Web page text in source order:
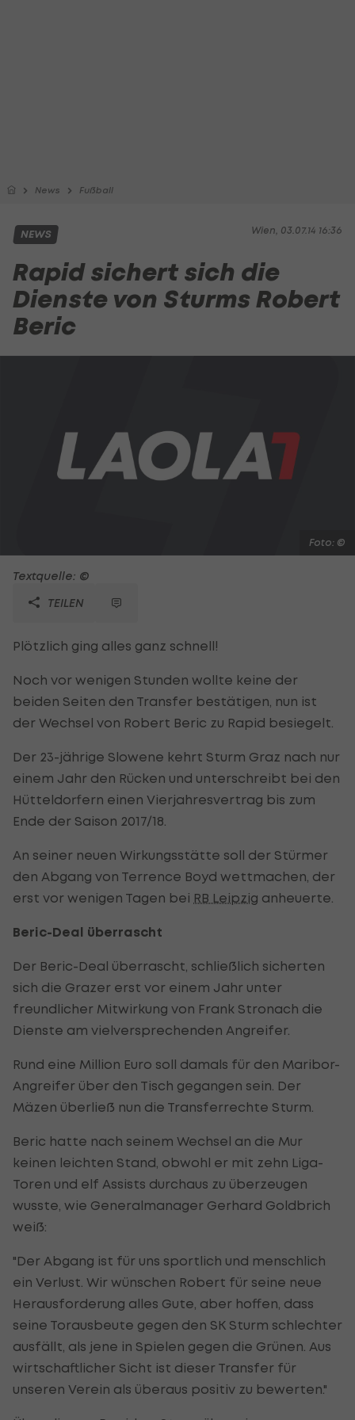
News Fußball
Wien, 03.07.14 16:36
NEWS
Rapid sichert sich die
Dienste von Sturms Robert
Beric
Foto: ©
Textquelle: ©
TEILEN
Plötzlich ging alles ganz schnell!
Noch vor wenigen Stunden wollte keine der
beiden Seiten den Transfer bestätigen, nun ist
der Wechsel von Robert Beric zu Rapid besiegelt.
Der 23-jährige Slowene kehrt Sturm Graz nach nur
einem Jahr den Rücken und unterschreibt bei den
Hütteldorfern einen Vierjahresvertrag bis zum
Ende der Saison 2017/18.
An seiner neuen Wirkungsstätte soll der Stürmer
den Abgang von Terrence Boyd wettmachen, der
erst vor wenigen Tagen bei RB Leipzig anheuerte.
Beric-Deal überrascht
Der Beric-Deal überrascht, schließlich sicherten
sich die Grazer erst vor einem Jahr unter
freundlicher Mitwirkung von Frank Stronach die
Dienste am vielversprechenden Angreifer.
Rund eine Million Euro soll damals für den Maribor-
Angreifer über den Tisch gegangen sein. Der
Mäzen überließ nun die Transferrechte Sturm.
Beric hatte nach seinem Wechsel an die Mur
keinen leichten Stand, obwohl er mit zehn Liga-
Toren und elf Assists durchaus zu überzeugen
wusste, wie Generalmanager Gerhard Goldbrich
weiß:
"Der Abgang ist für uns sportlich und menschlich
ein Verlust. Wir wünschen Robert für seine neue
Herausforderung alles Gute, aber hoffen, dass
seine Torausbeute gegen den SK Sturm schlechter
ausfällt, als jene in Spielen gegen die Grünen. Aus
wirtschaftlicher Sicht ist dieser Transfer für
unseren Verein als überaus positiv zu bewerten."